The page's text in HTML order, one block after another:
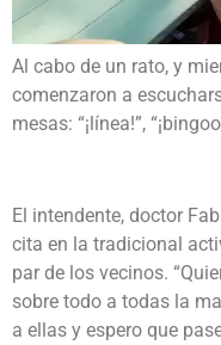
Al cabo de un rato, y
comenzaron a
mesas: “¡línea!”,
El intendente, doctor
cita en la tradicional
par de los vecinos.
sobre todo a todas la
a ellas y espero que